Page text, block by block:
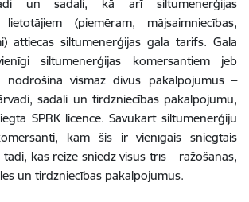
un sadali, kā arī siltumenerģijas
(piemēram, mājsaimniecības,
attiecas siltumenerģijas gala tarifs. Gala
siltumenerģijas komersantiem jeb
nodrošina vismaz divus pakalpojumus –
sadali un tirdzniecības pakalpojumu,
SPRK licence. Savukārt siltumenerģiju
kam šis ir vienīgais sniegtais
kas reizē sniedz visus trīs – ražošanas,
un tirdzniecības pakalpojumus.